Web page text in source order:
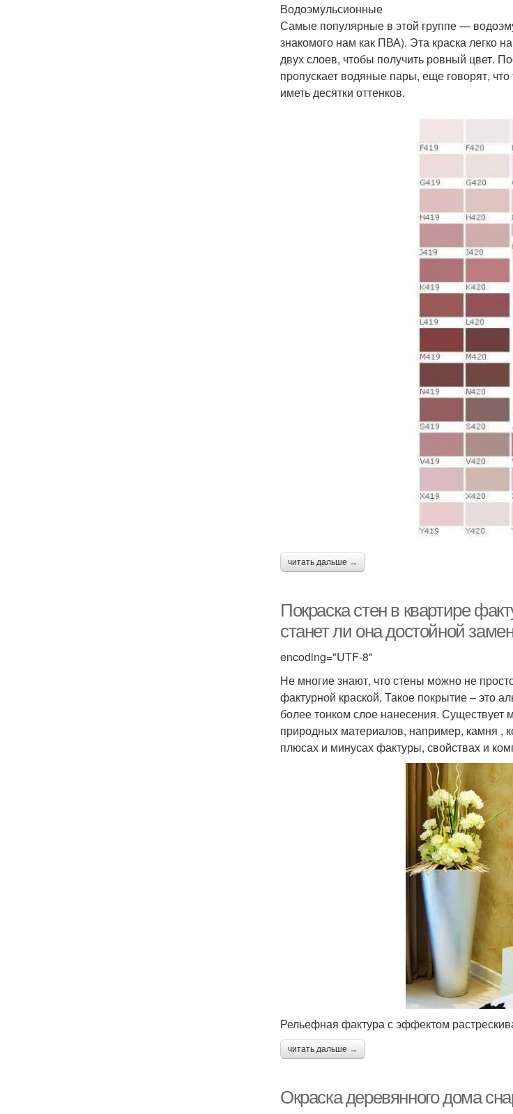
Водоэмульсионные
Самые популярные в этой группе —
знакомого нам как ПВА). Эта краска легко
двух слоев, чтобы получить ровный цвет.
пропускает водяные пары, еще говорят,
иметь десятки оттенков.
читать дальше →
Покраска стен в квартире
станет ли она достойной
encoding="UTF-8"
Не многие знают, что стены можно не
фактурной краской. Такое покрытие – это
более тонком слое нанесения.
природных материалов, например, камня ,
плюсах и минусах фактуры, свойствах и
Рельефная фактура с эффектом
читать дальше →
Окраска деревянного дома